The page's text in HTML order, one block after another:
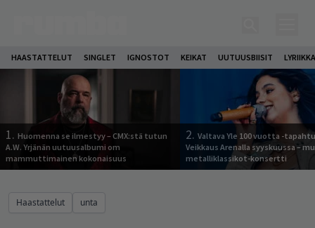
HAASTATTELUT SINGLET IGNOSTOT KEIKAT UUTUUSBIISIT
1. Huomenna se ilmestyy – CMX:stä tutun
A.W. Yrjänän uutuusalbumi om
mammuttimainen kokonaisuus
2. Valtava Yle 100 vuotta -
Veikkaus Arenalla syyskuussa –
metalliklassikot-konsertti
Haastattelut unta